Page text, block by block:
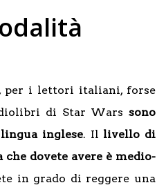
per i lettori italiani, forse
di Star Wars sono
inglese. Il livello di
che dovete avere è medio-
in grado di reggere una